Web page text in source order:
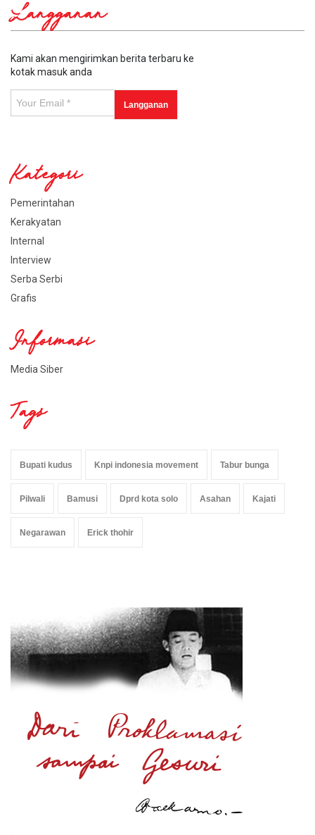
Langganan
Kami akan mengirimkan berita terbaru ke
kotak masuk anda
Kategori
Pemerintahan
Kerakyatan
Internal
Interview
Serba Serbi
Grafis
Informasi
Media Siber
Tags
Bupati kudus Knpi indonesia movement Tabur bunga
Pilwali Bamusi Dprd kota solo Asahan Kajati
Negarawan Erick thohir